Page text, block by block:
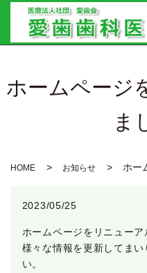
ホームページ
ま
HOME お知らせ ホー
2023/05/25
ホームページをリニュー
様々な情報を更新してま
い。